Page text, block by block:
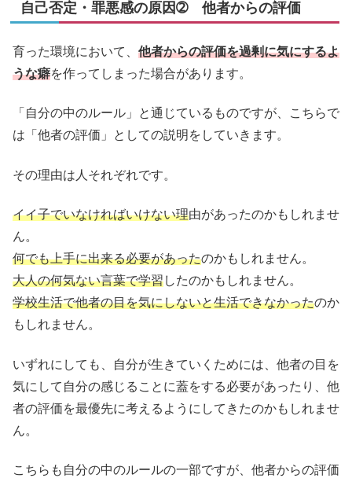
自己否定・罪悪感の原因➁ 他者からの評価
育った環境において、 他者からの評価を過剰に気にするよ
うな癖を作ってしまった場合があります。
「自分の中のルール」と通じているものですが、こちらで
は「他者の評価」としての説明をしていきます。
その理由は人それぞれです。
イイ子でいなければいけない理由があったのかもしれませ
ん。
何でも上手に出来る必要があったのかもしれません。
大人の何気ない言葉で学習したのかもしれません。
学校生活で他者の目を気にしないと生活できなかったのか
もしれません。
いずれにしても、自分が生きていくためには、他者の目を
気にして自分の感じることに蓋をする必要があったり、他
者の評価を最優先に考えるようにしてきたのかもしれませ
ん。
こちらも自分の中のルールの一部ですが、他者からの評価